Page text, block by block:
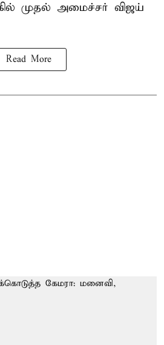
முதல் அமைச்சர் விஜய்
Read More